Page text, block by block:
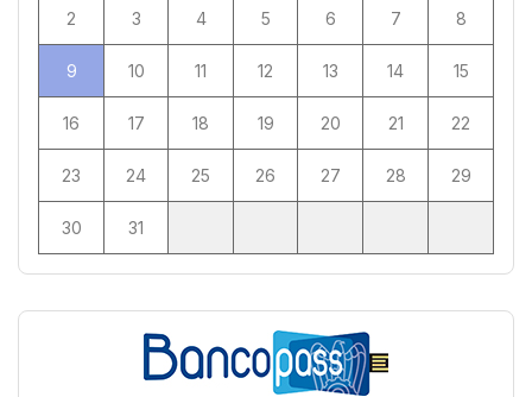
2 3 4 5 6 7 8
9 10 11 12 13 14 15
16 17 18 19 20 21 22
23 24 25 26 27 28 29
30 31